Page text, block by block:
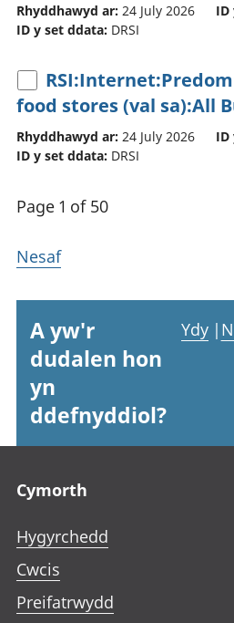
Rhyddhawyd ar: 24 July 2026 ID
ID y set ddata: DRSI
food stores (val sa):All
Rhyddhawyd ar: 24 July 2026 ID
ID y set ddata: DRSI
Page 1 of 50
Nesaf
A yw'r
dudalen hon
yn
ddefnyddiol?
Ydy |
Cymorth
Hygyrchedd
Cwcis
Preifatrwydd